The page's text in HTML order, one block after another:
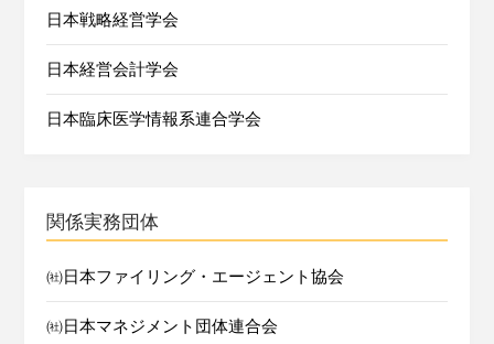
日本戦略経営学会
日本経営会計学会
日本臨床医学情報系連合学会
関係実務団体
㈳日本ファイリング・エージェント協会
㈳日本マネジメント団体連合会